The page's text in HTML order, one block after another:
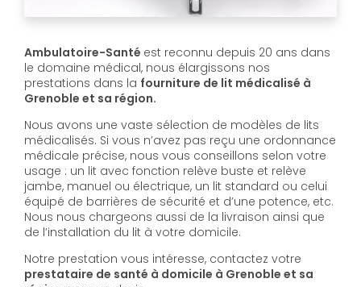
Ambulatoire-Santé est reconnu depuis 20 ans dans
le domaine médical, nous élargissons nos
prestations dans la fourniture de lit médicalisé à
Grenoble et sa région.
Nous avons une vaste sélection de modèles de lits
médicalisés. Si vous n’avez pas reçu une ordonnance
médicale précise, nous vous conseillons selon votre
usage : un lit avec fonction relève buste et relève
jambe, manuel ou électrique, un lit standard ou celui
équipé de barrières de sécurité et d’une potence, etc.
Nous nous chargeons aussi de la livraison ainsi que
de l’installation du lit à votre domicile.
Notre prestation vous intéresse, contactez votre
prestataire de santé à domicile à Grenoble et sa